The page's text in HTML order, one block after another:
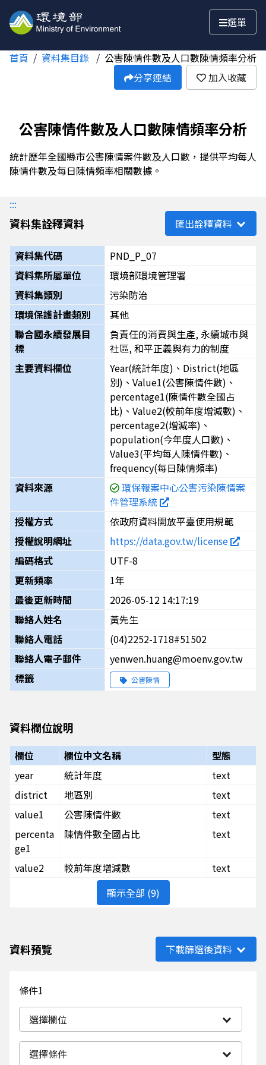
選單
首頁 資料集目錄
公害陳情件數及人口數陳情頻率分析
分享連結
加入收藏
公害陳情件數及人口數陳情頻率分析
統計歷年全國縣市公害陳情案件數及人口數，提供平均每人
陳情件數及每日陳情頻率相關數據。
:::
資料集詮釋資料 匯出詮釋資料
資料集代碼
PND_P_07
資料集所屬單位
環境部環境管理署
資料集類別
污染防治
環境保護計畫類別
其他
聯合國永續發展目
標
負責任的消費與生產, 永續城市與
社區, 和平正義與有力的制度
主要資料欄位
Year(統計年度)、District(地區
別)、Value1(公害陳情件數)、
percentage1(陳情件數全國占
比)、Value2(較前年度增減數)、
percentage2(增減率)、
population(今年度人口數)、
Value3(平均每人陳情件數)、
frequency(每日陳情頻率)
資料來源
環保報案中心公害污染陳情案
件管理系統
授權方式
依政府資料開放平臺使用規範
授權說明網址
https://data.gov.tw/license
編碼格式
UTF-8
更新頻率
1年
最後更新時間
2026-05-12 14:17:19
聯絡人姓名
黃先生
聯絡人電話
(04)2252-1718#51502
聯絡人電子郵件
yenwen.huang@moenv.gov.tw
標籤
公害陳情
資料欄位說明
欄位 欄位中文名稱
型態
year
統計年度
text
district
地區別
text
value1
公害陳情件數
text
percenta
ge1
陳情件數全國占比 text
value2 較前年度增減數
text
顯示全部 (9)
資料預覽 下載篩選後資料
條件1
選擇欄位
選擇條件